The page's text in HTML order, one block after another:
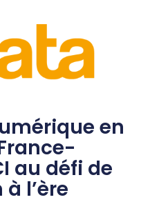
en
au défi de
l’ère